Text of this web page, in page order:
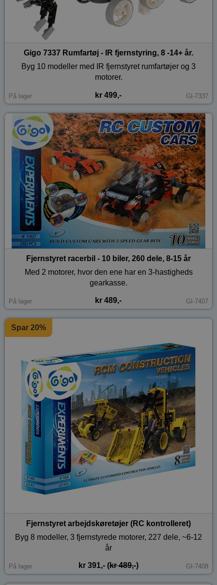
Gigo 7337 Rumfartøj - IR fjernstyring, 8 -14+ år.
Byg 10 modeller med IR fjernstyret rumfartøjer og 3
motorer.
På lager kr 499,- GI-7337
Fjernstyret racerbil - 10 biler, 260 dele, 8-15 år
Med 2 motorer, hvor den ene har en 3-hastigheds
gearkasse.
På lager kr 489,- GI-7407
Spar 20%
Fjernstyret arbejdskøretøjer (RC kontrolleret)
Byg 8 modeller, 3 fjernstyrede motorer, 227 dele, ~6-12
år
På lager kr 391,- (kr 489,-) GI-7408